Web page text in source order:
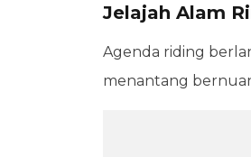
Jelajah Alam
Agenda riding
menantang